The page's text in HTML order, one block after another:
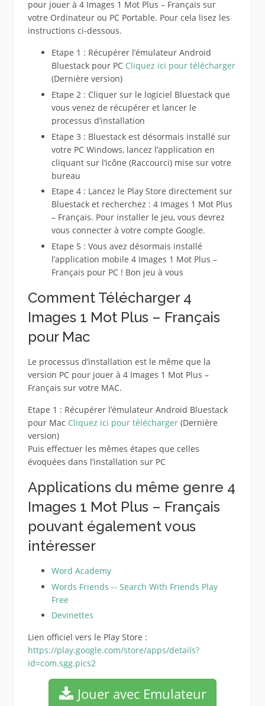
pour jouer à 4 Images 1 Mot Plus – Français sur
votre Ordinateur ou PC Portable. Pour cela lisez les
instructions ci-dessous.
Etape 1 : Récupérer l’émulateur Android
Bluestack pour PC Cliquez ici pour télécharger
(Dernière version)
Etape 2 : Cliquer sur le logiciel Bluestack que
vous venez de récupérer et lancer le
processus d’installation
Etape 3 : Bluestack est désormais installé sur
votre PC Windows, lancez l’application en
cliquant sur l’icône (Raccourci) mise sur votre
bureau
Etape 4 : Lancez le Play Store directement sur
Bluestack et recherchez : 4 Images 1 Mot Plus
– Français. Pour installer le jeu, vous devrez
vous connecter à votre compte Google.
Etape 5 : Vous avez désormais installé
l’application mobile 4 Images 1 Mot Plus –
Français pour PC ! Bon jeu à vous
Comment Télécharger 4
Images 1 Mot Plus – Français
pour Mac
Le processus d’installation est le même que la
version PC pour jouer à 4 Images 1 Mot Plus –
Français sur votre MAC.
Etape 1 : Récupérer l’émulateur Android Bluestack
pour Mac Cliquez ici pour télécharger(Dernière
version)
Puis effectuer les mêmes étapes que celles
évoquées dans l’installation sur PC
Applications du même genre 4
Images 1 Mot Plus – Français
pouvant également vous
intéresser
Word Academy
Words Friends -- Search With Friends Play
Free
Devinettes
Lien officiel vers le Play Store :
https://play.google.com/store/apps/details?
id=com.sgg.pics2
Jouer avec Emulateur